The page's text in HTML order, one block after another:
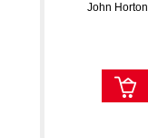
John Horton